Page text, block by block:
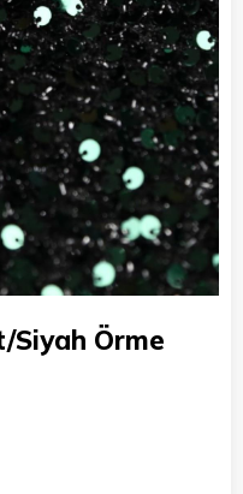
Siyah Örme